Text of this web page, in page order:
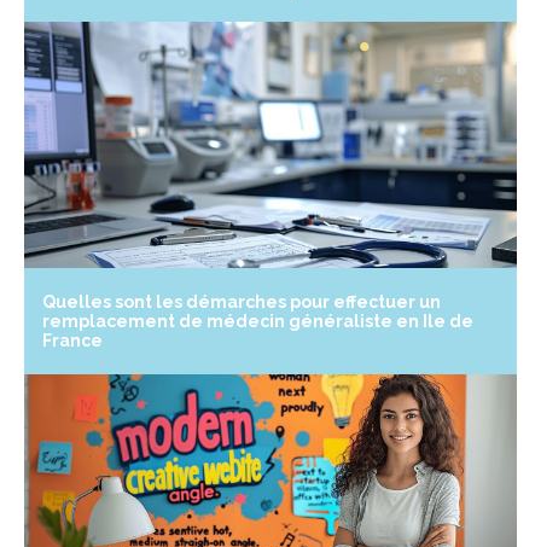
Quelles sont les démarches pour effectuer un
remplacement de médecin généraliste en Ile de
France